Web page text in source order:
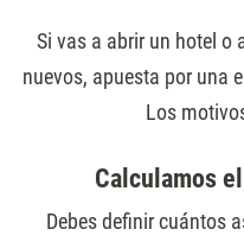
Si vas a abrir un hotel o
nuevos, apuesta por una
Los
Calculamos
Debes definir cuántos